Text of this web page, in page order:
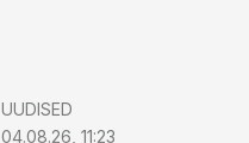
UUDISED
04.08.26, 11:23